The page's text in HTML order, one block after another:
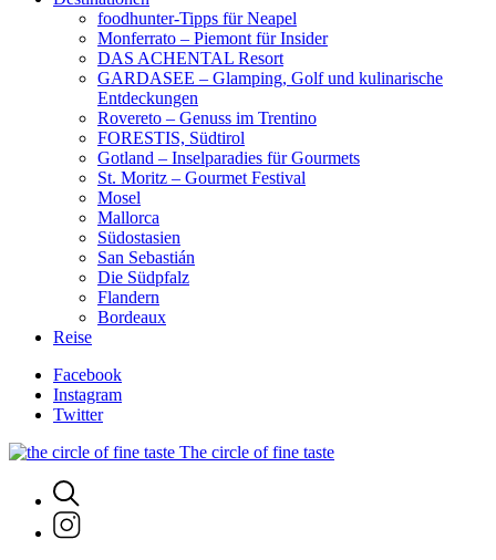
foodhunter-Tipps für Neapel
Monferrato – Piemont für Insider
DAS ACHENTAL Resort
GARDASEE – Glamping, Golf und kulinarische
Entdeckungen
Rovereto – Genuss im Trentino
FORESTIS, Südtirol
Gotland – Inselparadies für Gourmets
St. Moritz – Gourmet Festival
Mosel
Mallorca
Südostasien
San Sebastián
Die Südpfalz
Flandern
Bordeaux
Reise
Facebook
Instagram
Twitter
The circle of fine taste